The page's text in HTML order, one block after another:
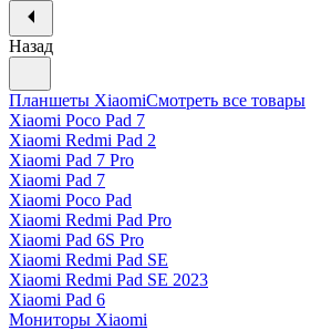
Назад
Планшеты XiaomiСмотреть все товары
Xiaomi Poco Pad 7
Xiaomi Redmi Pad 2
Xiaomi Pad 7 Pro
Xiaomi Pad 7
Xiaomi Poco Pad
Xiaomi Redmi Pad Pro
Xiaomi Pad 6S Pro
Xiaomi Redmi Pad SE
Xiaomi Redmi Pad SE 2023
Xiaomi Pad 6
Мониторы Xiaomi